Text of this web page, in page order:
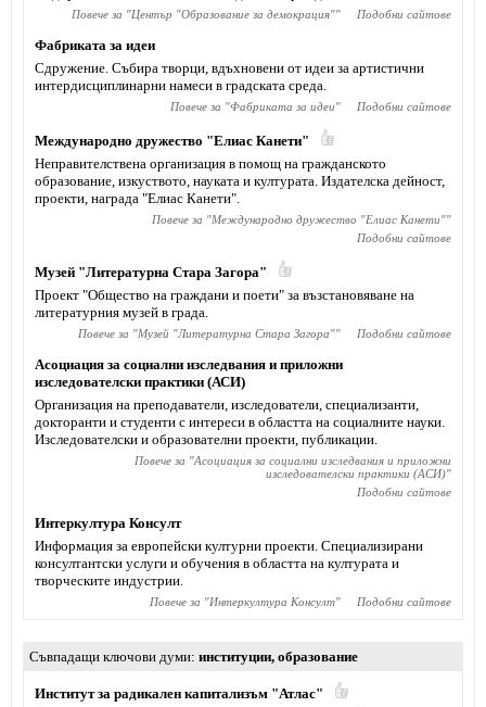
Повече за "Център "Образование за демокрация"" Подобни сайтове
Фабриката за идеи
Сдружение. Събира творци, вдъхновени от идеи за артистични
интердисциплинарни намеси в градската среда.
Повече за "Фабриката за идеи" Подобни сайтове
Международно дружество "Елиас Канети"
Неправителствена организация в помощ на гражданското
образование, изкуството, науката и културата. Издателска дейност,
проекти, награда "Елиас Канети".
Повече за "Международно дружество "Елиас Канети""
Подобни сайтове
Музей "Литературна Стара Загора"
Проект "Общество на граждани и поети" за възстановяване на
литературния музей в града.
Повече за "Музей "Литературна Стара Загора"" Подобни сайтове
Асоциация за социални изследвания и приложни
изследователски практики (АСИ)
Организация на преподаватели, изследователи, специализанти,
докторанти и студенти с интереси в областта на социалните науки.
Изследователски и образователни проекти, публикации.
Повече за "Асоциация за социални изследвания и приложни
изследователски практики (АСИ)"
Подобни сайтове
Интеркултура Консулт
Информация за европейски културни проекти. Специализирани
консултантски услуги и обучения в областта на културата и
творческите индустрии.
Повече за "Интеркултура Консулт" Подобни сайтове
Съвпадащи ключови думи институции, образование
Институт за радикален капитализъм "Атлас"